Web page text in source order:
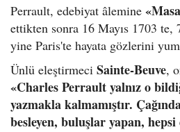
Perrault, edebiyat âlemine
ettikten sonra 16 Mayıs 1703 te,
yine Paris'te hayata gözlerini
Ünlü eleştirmeci Sainte-Beuve,
«Charles Perrault yalnız o
yazmakla kalmamıştır.
besleyen, buluşlar yapan, hepsi